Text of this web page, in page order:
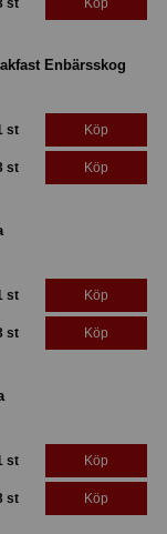
Enbärsskog
st Köp
st Köp
st Köp
st Köp
st Köp
st Köp